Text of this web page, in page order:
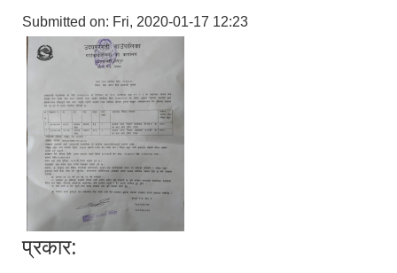
Submitted on: Fri, 2020-01-17 12:23
प्रकार: